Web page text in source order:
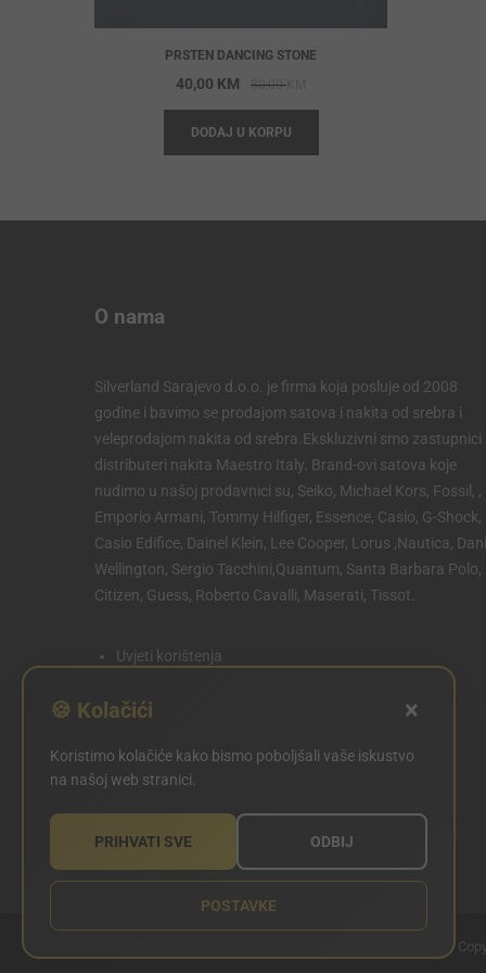
PRSTEN DANCING STONE
80,00
price
80,00 KM.
40,00 KM
price
40,00 KM.
DODAJ U KORPU
O nama
Silverland Sarajevo d.o.o. je firma koja posluje od 2008
godine i bavimo se prodajom satova i nakita od srebra i
veleprodajom nakita od srebra.Ekskluzivni smo zastupnici
distributeri nakita Maestro Italy. Brand-ovi satova koje
nudimo u našoj prodavnici su, Seiko, Michael Kors, Fossil, ,
Emporio Armani, Tommy Hilfiger, Essence, Casio, G-Shock,
Casio Edifice, Dainel Klein, Lee Cooper, Lorus ,Nautica,
Wellington, Sergio Tacchini,Quantum, Santa Barbara Polo,
Citizen, Guess, Roberto Cavalli, Maserati, Tissot.
Uvjeti korištenja
Politika kolačića
POSTAVKE KOLAČIĆA
🍪 Kolačići ×
Koristimo kolačiće kako bismo poboljšali vaše iskustvo
na našoj web stranici.
PRIHVATI SVE ODBIJ
POSTAVKE